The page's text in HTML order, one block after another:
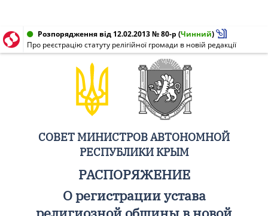
Розпорядження від 12.02.2013 № 80-р (Чинний)
Про реєстрацію статуту релігійної громади в новій редакції
СОВЕТ МИНИСТРОВ АВТОНОМНОЙ
РЕСПУБЛИКИ КРЫМ
РАСПОРЯЖЕНИЕ
О регистрации устава